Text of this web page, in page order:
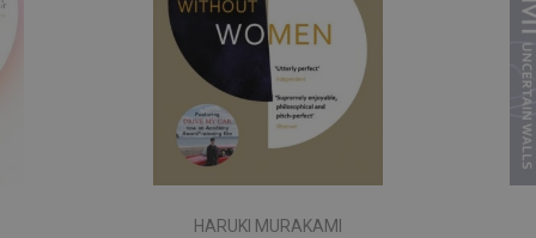
HARUKI MURAKAMI